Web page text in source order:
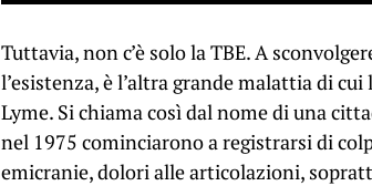
Tuttavia, non c’è solo la TBE. A
l’esistenza, è l’altra grande malattia di
Lyme. Si chiama così dal nome di una
nel 1975 cominciarono a registrarsi di
emicranie, dolori alle articolazioni,